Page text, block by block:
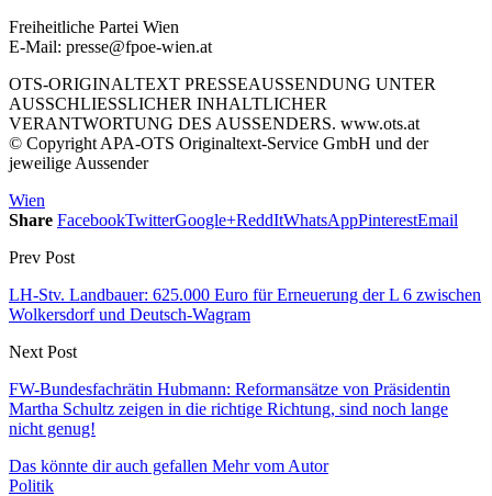
Freiheitliche Partei Wien
E-Mail: presse@fpoe-wien.at
OTS-ORIGINALTEXT PRESSEAUSSENDUNG UNTER
AUSSCHLIESSLICHER INHALTLICHER
VERANTWORTUNG DES AUSSENDERS. www.ots.at
© Copyright APA-OTS Originaltext-Service GmbH und der
jeweilige Aussender
Wien
Share FacebookTwitterGoogle+ReddItWhatsAppPinterestEmail
Prev Post
LH-Stv. Landbauer: 625.000 Euro für Erneuerung der L 6 zwischen
Wolkersdorf und Deutsch-Wagram
Next Post
FW-Bundesfachrätin Hubmann: Reformansätze von Präsidentin
Martha Schultz zeigen in die richtige Richtung, sind noch lange
nicht genug!
Das könnte dir auch gefallen Mehr vom Autor
Politik